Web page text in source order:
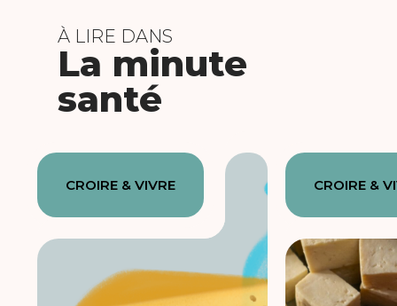
À LIRE DANS
La minute
santé
CROIRE & VIVRE CROIRE &